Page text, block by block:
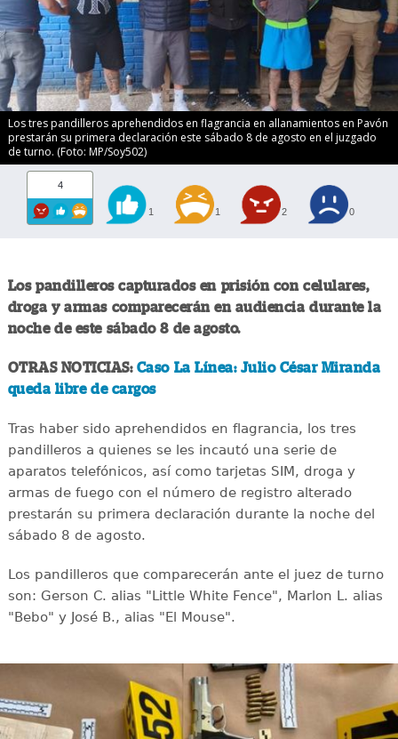
Los tres pandilleros aprehendidos en flagrancia en allanamientos en Pavón
prestarán su primera declaración este sábado 8 de agosto en el juzgado
de turno. (Foto: MP/Soy502)
4
1 1 2 0
Los pandilleros capturados en prisión con celulares,
droga y armas comparecerán en audiencia durante la
noche de este sábado 8 de agosto.
OTRAS NOTICIAS: Caso La Línea: Julio César Miranda
queda libre de cargos
Tras haber sido aprehendidos en flagrancia, los tres
pandilleros a quienes se les incautó una serie de
aparatos telefónicos, así como tarjetas SIM, droga y
armas de fuego con el número de registro alterado
prestarán su primera declaración durante la noche del
sábado 8 de agosto.
Los pandilleros que comparecerán ante el juez de turno
son: Gerson C. alias "Little White Fence", Marlon L. alias
"Bebo" y José B., alias "El Mouse".